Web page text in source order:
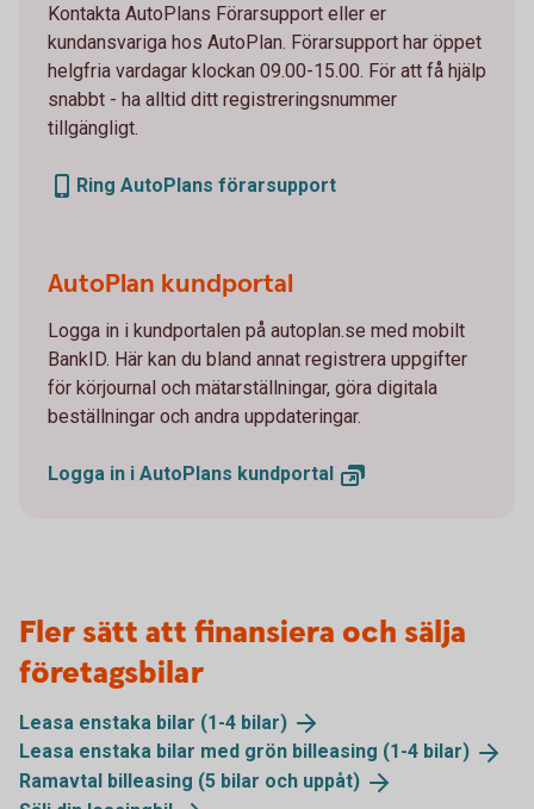
Kontakta AutoPlans Förarsupport eller er
kundansvariga hos AutoPlan. Förarsupport har öppet
helgfria vardagar klockan 09.00-15.00. För att få hjälp
snabbt - ha alltid ditt registreringsnummer
tillgängligt.
Ring AutoPlans förarsupport
AutoPlan kundportal
Logga in i kundportalen på autoplan.se med mobilt
BankID. Här kan du bland annat registrera uppgifter
för körjournal och mätarställningar, göra digitala
beställningar och andra uppdateringar.
Logga in i AutoPlans kundportal
Fler sätt att finansiera och sälja
företagsbilar
Leasa enstaka bilar (1-4 bilar)
Leasa enstaka bilar med grön billeasing (1-4 bilar)
Ramavtal billeasing (5 bilar och uppåt)